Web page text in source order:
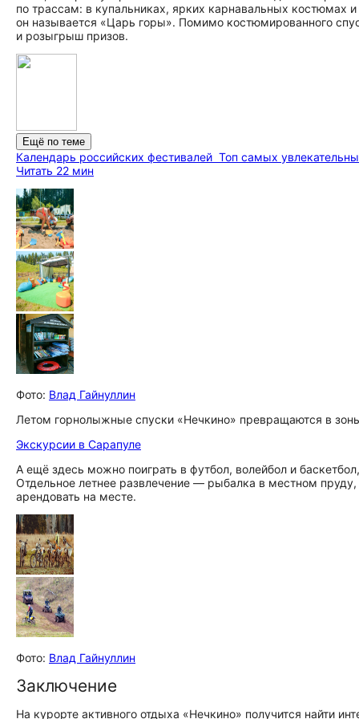
по трассам: в купальниках, ярких карнавальных
он называется «Царь горы». Помимо костюмированного
и розыгрыш призов.
Ещё по теме
Календарь российских фестивалей Топ самых
Читать 22 мин
Фото: Влад Гайнуллин
Летом горнолыжные спуски «Нечкино» превращаются в
Экскурсии в Сарапуле
А ещё здесь можно поиграть в футбол, волейбол и
Отдельное летнее развлечение — рыбалка в местном
арендовать на месте.
Фото: Влад Гайнуллин
Заключение
На курорте активного отдыха «Нечкино» получится найти